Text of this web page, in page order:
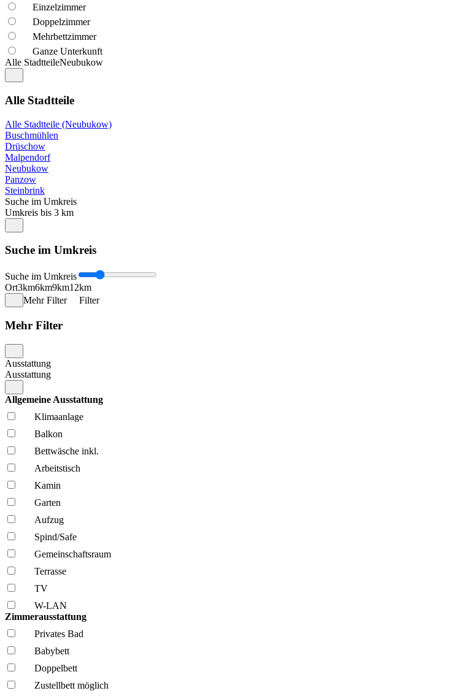
Einzelzimmer
Doppelzimmer
Mehrbettzimmer
Ganze Unterkunft
Alle StadtteileNeubukow
Alle Stadtteile
Alle Stadtteile (Neubukow)
Buschmühlen
Drüschow
Malpendorf
Neubukow
Panzow
Steinbrink
Suche im Umkreis
Umkreis bis 3 km
Suche im Umkreis
Suche im Umkreis
Ort3km6km9km12km
Mehr Filter
Filter
Mehr Filter
Ausstattung
Ausstattung
Allgemeine Ausstattung
Klima­anlage
Balkon
Bettwäsche inkl.
Arbeitstisch
Kamin
Garten
Aufzug
Spind/Safe
Gemeinschafts­raum
Terrasse
TV
W-LAN
Zimmerausstattung
Privates Bad
Babybett
Doppelbett
Zustellbett möglich